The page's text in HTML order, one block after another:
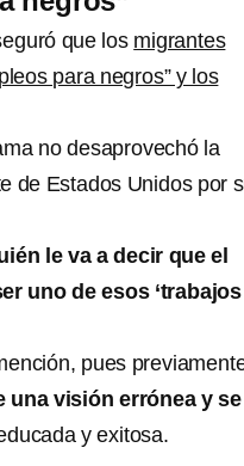
que los migrantes
para negros” y los
no desaprovechó la
de Estados Unidos por
le va a decir que el
uno de esos ‘trabajos
pues
una visión errónea y se
y exitosa.